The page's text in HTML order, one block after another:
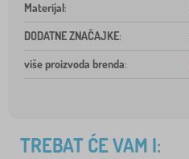
Materijal:
DODATNE ZNAČAJKE:
više proizvoda brenda:
TREBAT ĆE VAM I: